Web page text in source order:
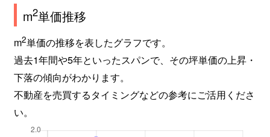
m2単価推移
m2単価の推移を表したグラフです。
過去1年間や5年といったスパンで、その坪単価の上昇・
下落の傾向がわかります。
不動産を売買するタイミングなどの参考にご活用くださ
い。